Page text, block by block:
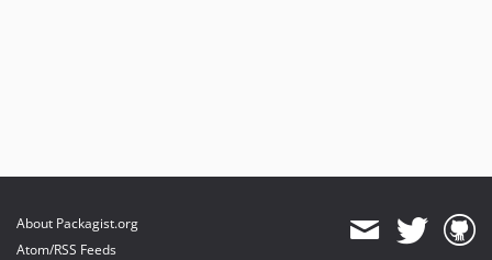
About Packagist.org
Atom/RSS Feeds